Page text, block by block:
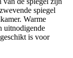
spiegel
Warme
uitnodigende
is voor